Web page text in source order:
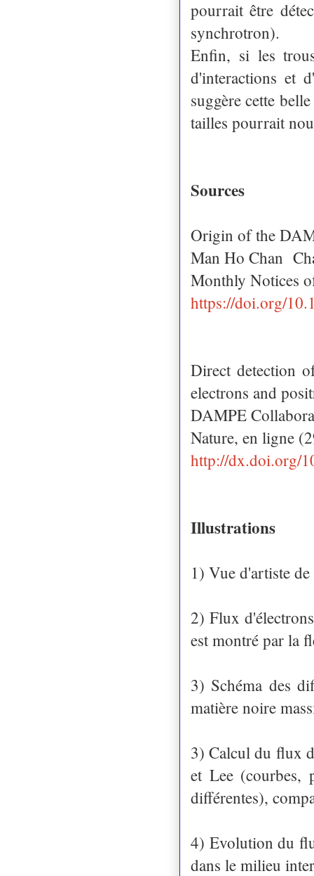
pourrait être
synchrotron).
Enfin, si les
d'interactions et
suggère cette
tailles pourrait
Sources
Origin of the
Man Ho Chan
Monthly Notices
https://doi.org/
Direct detection
electrons and
DAMPE
Nature, en ligne
http://dx.doi.org/
Illustrations
1) Vue d'artiste
2) Flux
est montré par la
3) Schéma des
matière noire
3) Calcul du flux
et Lee (courbes,
différentes),
4) Evolution du
dans le milieu